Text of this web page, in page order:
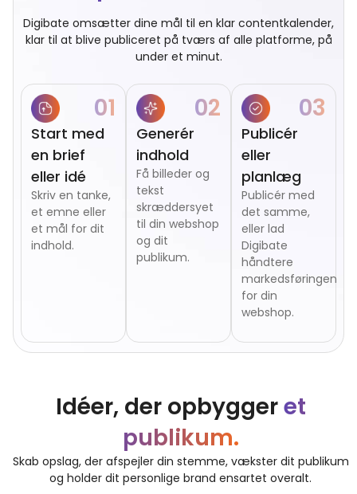
Digibate omsætter dine mål til en klar contentkalender,
klar til at blive publiceret på tværs af alle platforme, på
under et minut.
01
Start med
en brief
eller idé
Skriv en tanke,
et emne eller
et mål for dit
indhold.
02
Generér
indhold
Få billeder og
tekst
skræddersyet
til din webshop
og dit
publikum.
03
Publicér
eller
planlæg
Publicér med
det samme,
eller lad
Digibate
håndtere
markedsføringen
for din
webshop.
Idéer, der opbyggeret
publikum.
Skab opslag, der afspejler din stemme, vækster dit publikum
og holder dit personlige brand ensartet overalt.